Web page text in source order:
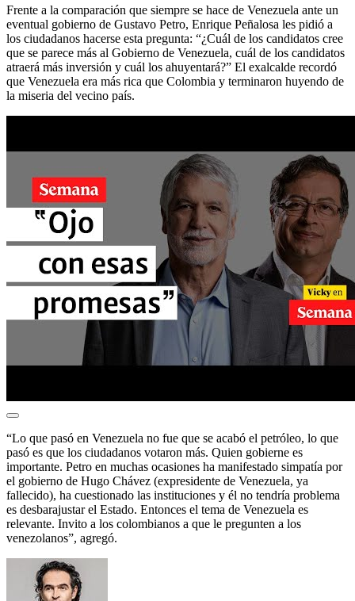
Frente a la comparación que siempre se hace de Venezuela ante un
eventual gobierno de Gustavo Petro, Enrique Peñalosa les pidió a
los ciudadanos hacerse esta pregunta: “¿Cuál de los candidatos cree
que se parece más al Gobierno de Venezuela, cuál de los candidatos
atraerá más inversión y cuál los ahuyentará?” El exalcalde recordó
que Venezuela era más rica que Colombia y terminaron huyendo de
la miseria del vecino país.
“Lo que pasó en Venezuela no fue que se acabó el petróleo, lo que
pasó es que los ciudadanos votaron más. Quien gobierne es
importante. Petro en muchas ocasiones ha manifestado simpatía por
el gobierno de Hugo Chávez (expresidente de Venezuela, ya
fallecido), ha cuestionado las instituciones y él no tendría problema
es desbarajustar el Estado. Entonces el tema de Venezuela es
relevante. Invito a los colombianos a que le pregunten a los
venezolanos”, agregó.